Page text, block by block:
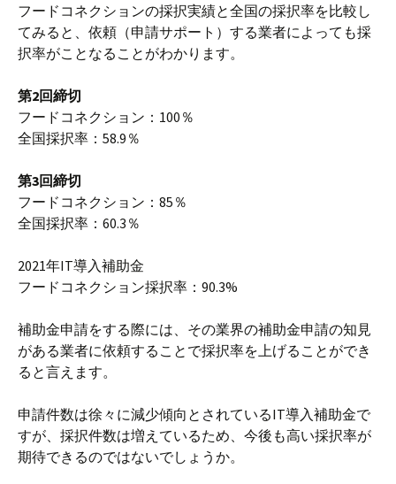
フードコネクションの採択実績と全国の採択率を比較し
てみると、依頼（申請サポート）する業者によっても採
択率がことなることがわかります。
第2回締切
フードコネクション：100％
全国採択率：58.9％
第3回締切
フードコネクション：85％
全国採択率：60.3％
2021年IT導入補助金
フードコネクション採択率：90.3%
補助金申請をする際には、その業界の補助金申請の知見
がある業者に依頼することで採択率を上げることができ
ると言えます。
申請件数は徐々に減少傾向とされているIT導入補助金で
すが、採択件数は増えているため、今後も高い採択率が
期待できるのではないでしょうか。